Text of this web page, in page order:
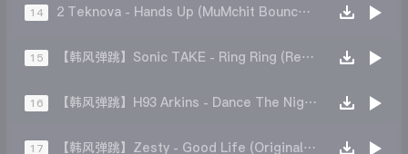
14 2 Teknova - Hands Up (MuMchit Bounce Edit)
15 【韩风弹跳】Sonic TAKE - Ring Ring (Remix)
16 【韩风弹跳】H93 Arkins - Dance The Night (Remix)
17 【韩风弹跳】Zesty - Good Life (Original Mix)